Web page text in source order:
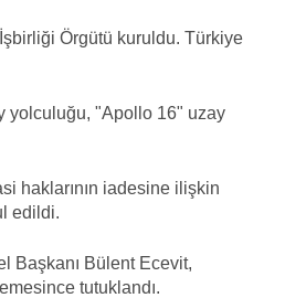
Örgütü kuruldu. Türkiye
yolculuğu, "Apollo 16" uzay
haklarının iadesine ilişkin
edildi.
Başkanı Bülent Ecevit,
tutuklandı.